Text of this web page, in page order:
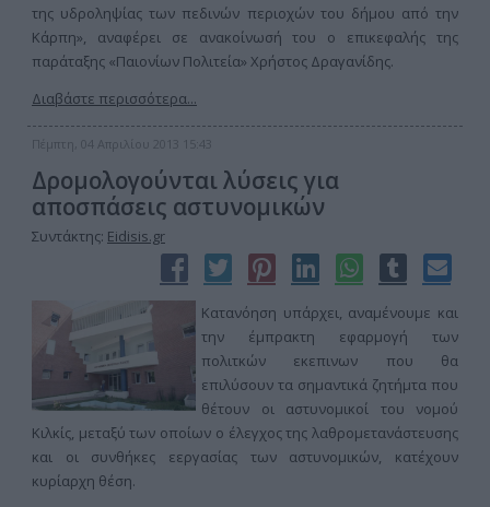
της υδροληψίας των πεδινών περιοχών του δήμου από την
Κάρπη», αναφέρει σε ανακοίνωσή του ο επικεφαλής της
παράταξης «Παιονίων Πολιτεία» Χρήστος Δραγανίδης.
Διαβάστε περισσότερα...
Πέμπτη, 04 Απριλίου 2013 15:43
Δρομολογούνται λύσεις για
αποσπάσεις αστυνομικών
Συντάκτης: Eidisis.gr
Κατανόηση υπάρχει, αναμένουμε και
την έμπρακτη εφαρμογή των
πολιτκών εκεπινων που θα
επιλύσουν τα σημαντικά ζητήμτα που
θέτουν οι αστυνομικοί του νομού
Κιλκίς, μεταξύ των οποίων ο έλεγχος της λαθρομετανάστευσης
και οι συνθήκες εεργασίας των αστυνομικών, κατέχουν
κυρίαρχη θέση.